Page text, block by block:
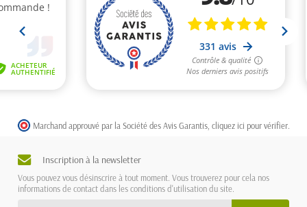
Marchand approuvé par la Société des Avis Garantis, cliquez ici pour vérifier
Inscription à la newsletter
Vous pouvez vous désinscrire à tout moment. Vous trouverez pour cela nos
informations de contact dans les conditions d'utilisation du site.